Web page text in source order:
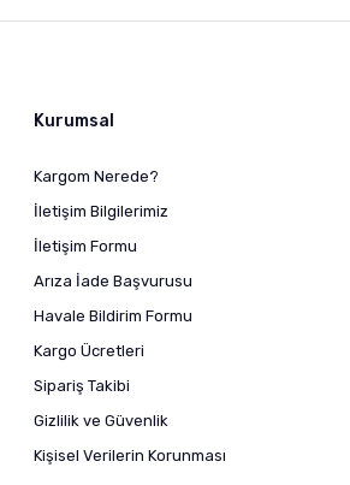
Kurumsal
Kargom Nerede?
İletişim Bilgilerimiz
İletişim Formu
Arıza İade Başvurusu
Havale Bildirim Formu
Kargo Ücretleri
Sipariş Takibi
Gizlilik ve Güvenlik
Kişisel Verilerin Korunması